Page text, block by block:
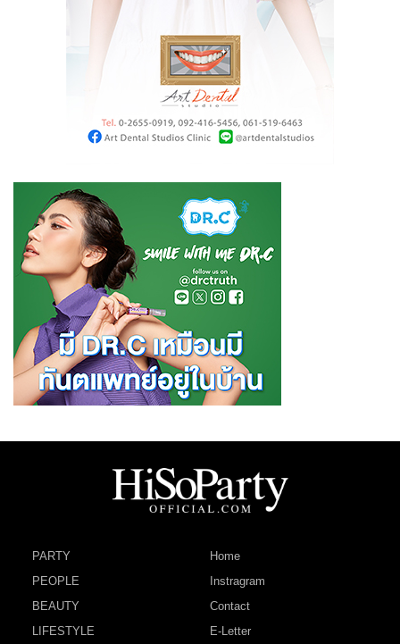
PARTY
PEOPLE
BEAUTY
LIFESTYLE
Home
Instragram
Contact
E-Letter